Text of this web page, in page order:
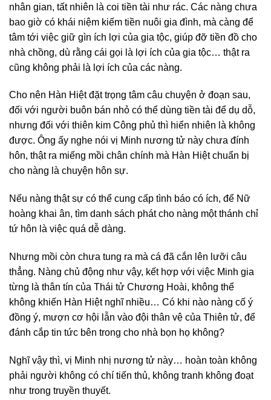
nhân gian, tất nhiên là coi tiền tài như rác. Các nàng chưa
bao giờ có khái niệm kiếm tiền nuôi gia đình, mà càng để
tâm tới việc giữ gìn ích lợi của gia tộc, giúp đỡ tiền đồ cho
nhà chồng, dù rằng cái gọi là lợi ích của gia tộc… thật ra
cũng không phải là lợi ích của các nàng.
Cho nên Hàn Hiệt đặt trọng tâm câu chuyện ở đoạn sau,
đối với người buôn bán nhỏ có thể dùng tiền tài để dụ dỗ,
nhưng đối với thiên kim Công phủ thì hiển nhiên là không
được. Ông ấy nghe nói vị Minh nương tử này chưa đính
hôn, thật ra miếng mồi chân chính mà Hàn Hiệt chuẩn bị
cho nàng là chuyện hôn sự.
Nếu nàng thật sự có thể cung cấp tình báo có ích, để Nữ
hoàng khai ân, tìm danh sách phát cho nàng một thánh chỉ
tứ hôn là việc quá dễ dàng.
Nhưng mồi còn chưa tung ra mà cá đã cắn lên lưỡi câu
thẳng. Nàng chủ động như vậy, kết hợp với việc Minh gia
từng là thân tín của Thái tử Chương Hoài, không thể
không khiến Hàn Hiệt nghĩ nhiều… Có khi nào nàng cố ý
đồng ý, mượn cơ hội lẫn vào đội thân vệ của Thiên tử, để
đánh cắp tin tức bên trong cho nhà bọn họ không?
Nghĩ vậy thì, vị Minh nhị nương tử này… hoàn toàn không
phải người không có chí tiến thủ, không tranh không đoạt
như trong truyền thuyết.